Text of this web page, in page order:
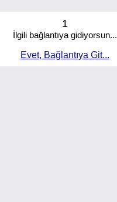
1
İlgili bağlantıya gidiyorsun...
Evet, Bağlantıya Git...